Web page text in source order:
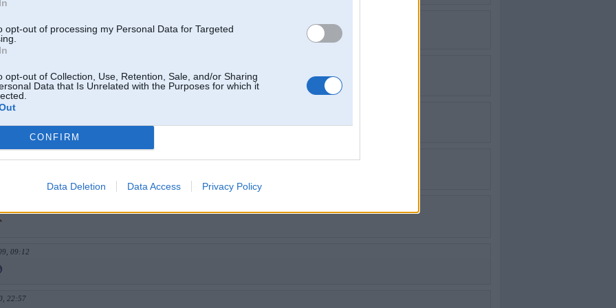
opt-out of processing my Personal Data for Targeted
opt-out of Collection, Use, Retention, Sale, and/or Sharing
Data that Is Unrelated with the Purposes for which it
CONFIRM
Data Deletion Data Access Privacy Policy
apgaismiiba un tgd ar e36 2.5 , tiešām smuku, m-pack, koptu utt braukaa..
ka vinam neviens vairs nevareja palidzeet
15:10
09:12
22:57